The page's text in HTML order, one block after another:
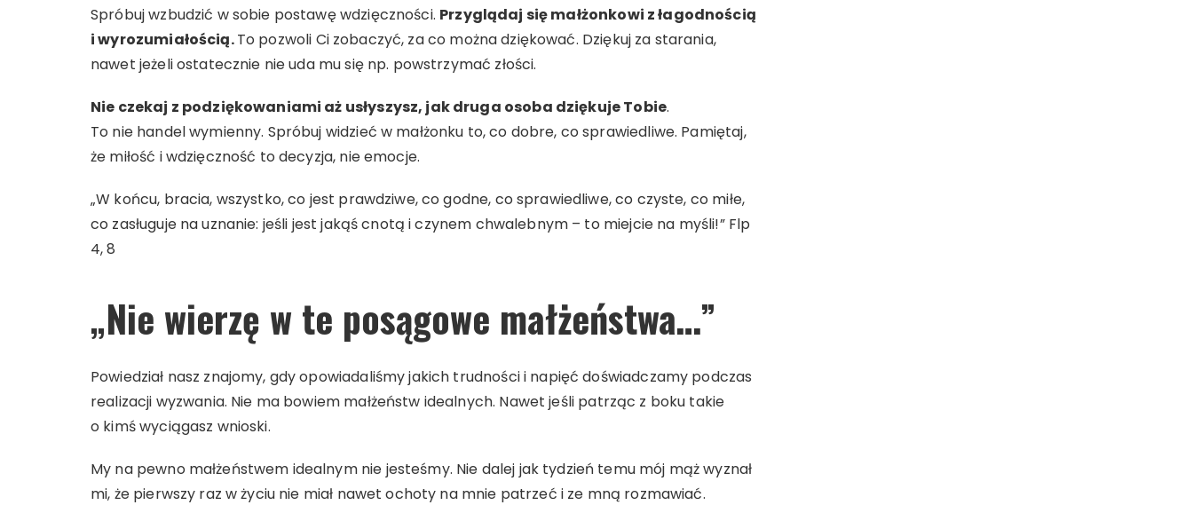
Spróbuj wzbudzić w sobie postawę wdzięczności. Przyglądaj się małżonkowi z łagodnością
i wyrozumiałością.To pozwoli Ci zobaczyć, za co można dziękować. Dziękuj za starania,
nawet jeżeli ostatecznie nie uda mu się np. powstrzymać złości.
Nie czekaj z podziękowaniami aż usłyszysz, jak druga osoba dziękuje Tobie.
To nie handel wymienny. Spróbuj widzieć w małżonku to, co dobre, co sprawiedliwe. Pamiętaj,
że miłość i wdzięczność to decyzja, nie emocje.
„W końcu, bracia, wszystko, co jest prawdziwe, co godne, co sprawiedliwe, co czyste, co miłe,
co zasługuje na uznanie: jeśli jest jakąś cnotą i czynem chwalebnym – to miejcie na myśli!” Flp
4, 8
„Nie wierzę w te posągowe małżeństwa…”
Powiedział nasz znajomy, gdy opowiadaliśmy jakich trudności i napięć doświadczamy podczas
realizacji wyzwania. Nie ma bowiem małżeństw idealnych. Nawet jeśli patrząc z boku takie
o kimś wyciągasz wnioski.
My na pewno małżeństwem idealnym nie jesteśmy. Nie dalej jak tydzień temu mój mąż wyznał
mi, że pierwszy raz w życiu nie miał nawet ochoty na mnie patrzeć i ze mną rozmawiać.